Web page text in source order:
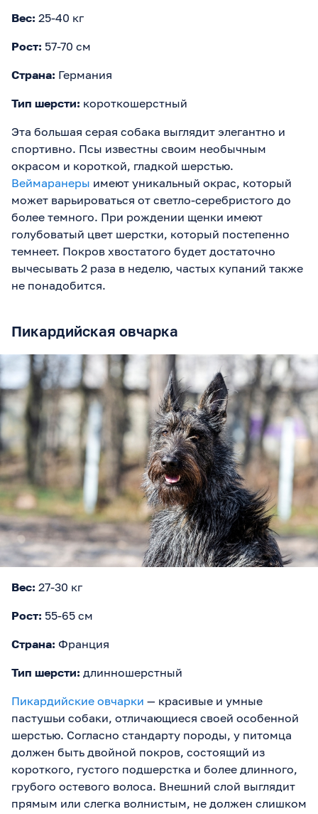
Вес: 25-40 кг
Рост: 57-70 см
Страна: Германия
Тип шерсти: короткошерстный
Эта большая серая собака выглядит элегантно и
спортивно. Псы известны своим необычным
окрасом и короткой, гладкой шерстью.
Веймаранеры имеют уникальный окрас, который
может варьироваться от светло-серебристого до
более темного. При рождении щенки имеют
голубоватый цвет шерстки, который постепенно
темнеет. Покров хвостатого будет достаточно
вычесывать 2 раза в неделю, частых купаний также
не понадобится.
Пикардийская овчарка
Вес: 27-30 кг
Рост: 55-65 см
Страна: Франция
Тип шерсти: длинношерстный
Пикардийские овчарки — красивые и умные
пастушьи собаки, отличающиеся своей особенной
шерстью. Согласно стандарту породы, у питомца
должен быть двойной покров, состоящий из
короткого, густого подшерстка и более длинного,
грубого остевого волоса. Внешний слой выглядит
прямым или слегка волнистым, не должен слишком